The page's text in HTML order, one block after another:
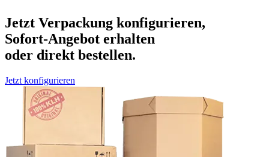
Jetzt Verpackung konfigurieren,
Sofort-Angebot erhalten
oder direkt bestellen.
Jetzt konfigurieren